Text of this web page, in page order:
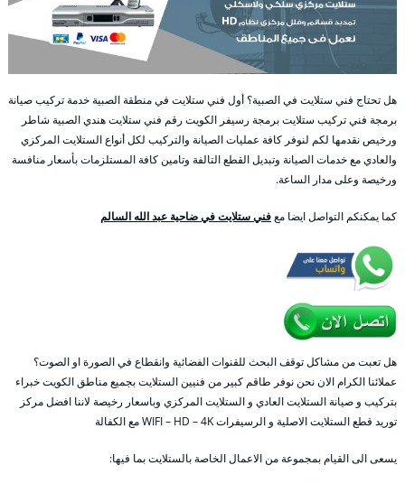
هل تحتاج فني ستلايت في الصبية؟ أول فني ستلايت في منطقة الصبية خدمة تركيب صيانة
برمجة فني تركيب ستلايت برمجة رسيفر الكويت رقم فني ستلايت هندي الصبية شاطر
ورخيص نقدمها لكم لنوفر كافة عمليات الصيانة والتركيب لكل أنواع الستلايت المركزي
والعادي مع خدمات الصيانة وتبديل القطع التالفة وتامين كافة المستلزمات بأسعار منافسة
ورخيصة وعلى مدار الساعة.
كما يمكنكم التواصل ايضا معفني ستلايت في ضاحية عبد الله السالم
هل تعبت من مشاكل توقف البحث للقنوات الفضائية وانقطاع في الصورة او الصوت؟
عملائنا الكرام الان نحن نوفر طاقم كبير من فنيين الستلايت بجميع مناطق الكويت خبراء
بتركيب و صيانة الستلايت العادي و الستلايت المركزي وباسعار رخيصة لاننا افضل مركز
توريد قطع الستلايت الاصلية و الرسيفرات WIFI – HD – 4K مع الكفالة
يسعى الى القيام بمجموعة من الاعمال الخاصة بالستلايت بما فيها: